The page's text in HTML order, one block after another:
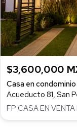
$3,600,000
Casa en condominio
Acueducto 81, San
FP CASA EN